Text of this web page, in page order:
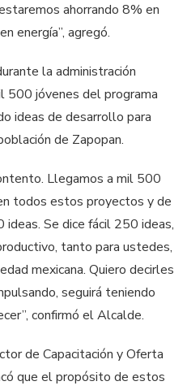
ahorrando 8% en
energía”, agregó.
la administración
500 jóvenes del programa
ideas de desarrollo para
de Zapopan.
Llegamos a mil 500
todos estos proyectos y de
Se dice fácil 250 ideas,
tanto para ustedes,
mexicana. Quiero decirles
seguirá teniendo
confirmó el Alcalde.
de Capacitación y Oferta
que el propósito de estos